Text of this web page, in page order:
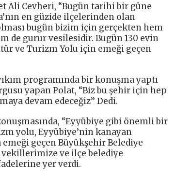
Ali Cevheri, “Bugün tarihi bir güne
en güzide ilçelerinden olan
bugün bizim için gerçekten hem
de gurur vesilesidir. Bugün 130 evin
ve Turizm Yolu için emeği geçen
programında bir konuşma yaptı
yapan Polat, “Biz bu şehir için hep
devam edeceğiz’’ Dedi.
“Eyyübiye gibi önemli bir
yolu, Eyyübiye’nin kanayan
geçen Büyükşehir Belediye
vekillerimize ve ilçe belediye
yer verdi.